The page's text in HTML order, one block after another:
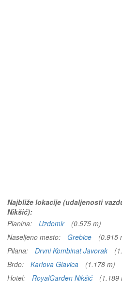
Najbliže lokacije (udaljenosti
Nikšić):
Planina:
Uzdomir
(0.575 m)
Naseljeno mesto:
Grebice
(0.915
Pilana:
Drvni Kombinat Javorak
Brdo:
Karlova Glavica
(1.178 m)
Hotel:
RoyalGarden Nikšić